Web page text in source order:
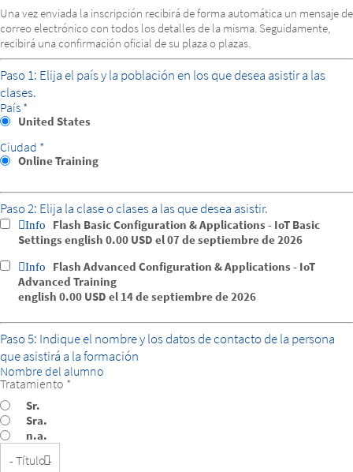
Una vez enviada la inscripción recibirá de forma automática un mensaje de
correo electrónico con todos los detalles de la misma. Seguidamente,
recibirá una confirmación oficial de su plaza o plazas.
Paso 1: Elija el país y la población en los que desea asistir a las
clases.
País *
United States
Ciudad *
Online Training
Paso 2: Elija la clase o clases a las que desea asistir.
Info
Flash Basic Configuration & Applications - IoT Basic
Settings english 0.00 USD el 07 de septiembre de 2026
Info
Flash Advanced Configuration & Applications - IoT
Advanced Training
english 0.00 USD el 14 de septiembre de 2026
Paso 5: Indique el nombre y los datos de contacto de la persona
que asistirá a la formación
Nombre del alumno
Tratamiento *
Sr.
Sra.
n.a.